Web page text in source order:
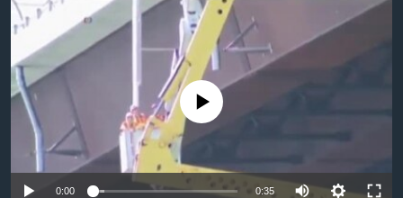
НАУКА
УМЕТНОСТ И ЗАБАВА
ИНТЕРВЈУА
НАКУСО...
Јазици No media source currently available
0:00 0:35